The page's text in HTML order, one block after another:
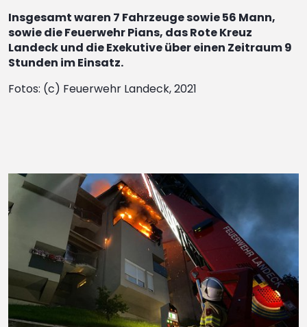
Insgesamt waren 7 Fahrzeuge sowie 56 Mann,
sowie die Feuerwehr Pians, das Rote Kreuz
Landeck und die Exekutive über einen Zeitraum 9
Stunden im Einsatz.
Fotos: (c) Feuerwehr Landeck, 2021